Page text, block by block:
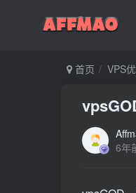
首页 VPS
6年